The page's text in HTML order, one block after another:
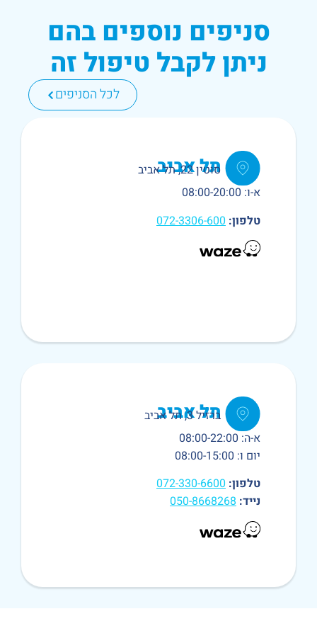
נוספים בהם
לקבל טיפול זה
לכל הסניפים
תל אביב
סוטין 22, תל אביב
072-3306-600
תל אביב
ברזיל 3, תל אביב
072-330-6600
050-8668268